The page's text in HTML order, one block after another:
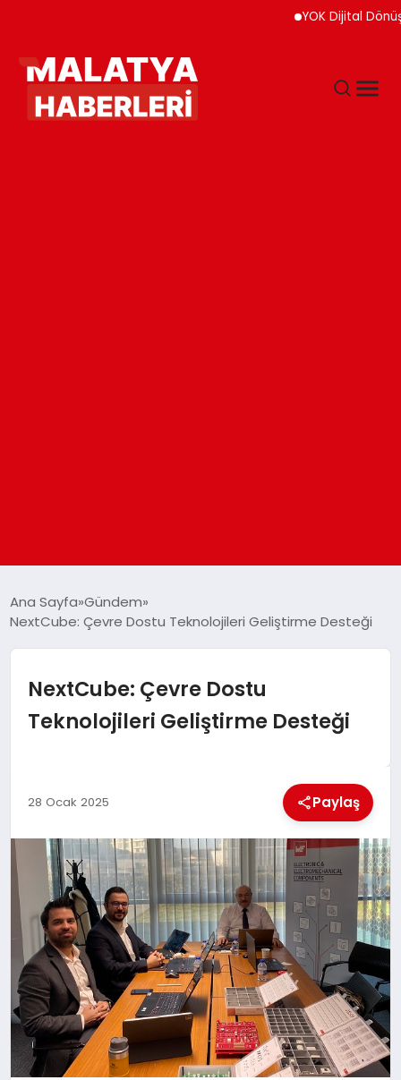
YOK Dijital Dönüşüm
DÜNYA
EKONOMI
MAGAZIN
SAĞLIK
SIYASET
SPOR
TEKNOLOJI
Ana Sayfa Gündem
NextCube: Çevre Dostu Teknolojileri Geliştirme Desteği
NextCube: Çevre Dostu
Teknolojileri Geliştirme Desteği
28 Ocak 2025 Paylaş